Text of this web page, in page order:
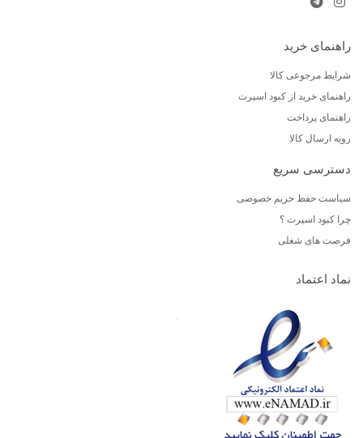
راهنمای خرید
شرایط مرجوعی کالا
راهنمای خرید از کبود اسپرت
راهنمای پرداخت
رویه ارسال کالا
دسترسی سریع
سیاست حفظ حریم خصوصی
چرا کبود اسپرت ؟
فرصت های شغلی
نماد اعتماد